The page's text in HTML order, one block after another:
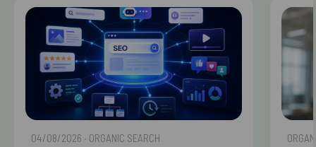
04/08/2026 · ORGANIC SEARCH